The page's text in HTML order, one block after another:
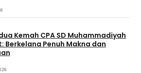
Kemah CPA SD Muhammadiyah
Berkelana Penuh Makna dan